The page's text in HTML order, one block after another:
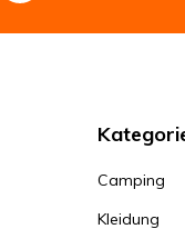
Camping
Kleidung